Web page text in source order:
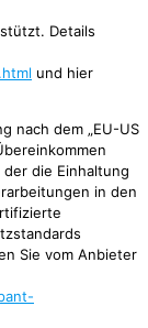
Details
und hier
nach dem „EU-US
die Einhaltung
in den
Sie vom Anbieter